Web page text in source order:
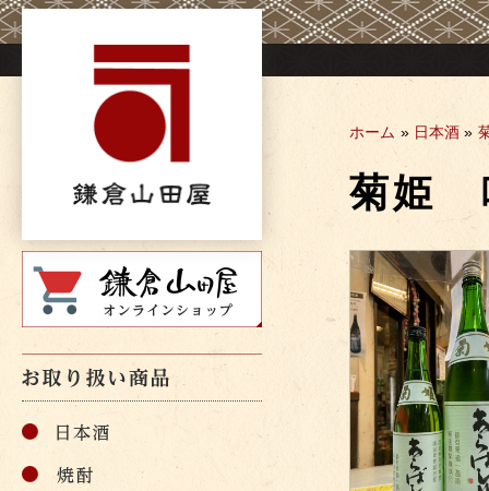
Skip
to
ホーム » 日本酒 »
菊姫